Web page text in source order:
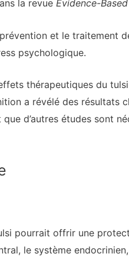
la revue Evidence-
et le traitement
psychologique.
thérapeutiques du
a révélé des résultats
d’autres études sont
pourrait offrir une
le système